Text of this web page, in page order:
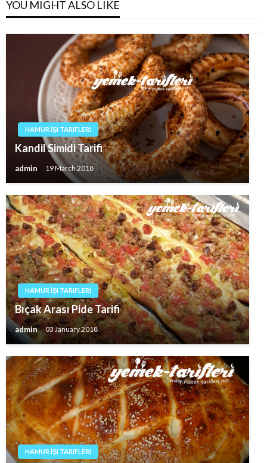
YOU MIGHT ALSO LIKE
HAMUR İŞI TARIFLERI
Kandil Simidi Tarifi
admin 19 March 2018
HAMUR İŞI TARIFLERI
Bıçak Arası Pide Tarifi
admin 03 January 2018
HAMUR İŞI TARIFLERI